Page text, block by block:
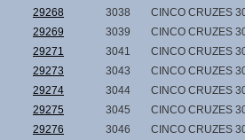
29268
3038
CINCO CRUZES
29269
3039
CINCO CRUZES
29271
3041
CINCO CRUZES
29273
3043
CINCO CRUZES
29274
3044
CINCO CRUZES
29275
3045
CINCO CRUZES
29276
3046
CINCO CRUZES